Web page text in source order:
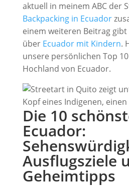
aktuell in meinem ABC der
Backpacking in Ecuador
einem weiteren Beitrag
über Ecuador mit Kindern.
unsere persönlichen Top
Hochland von Ecuador.
Die 10
Ecuador:
Ausflugsziele
Geheimtipps